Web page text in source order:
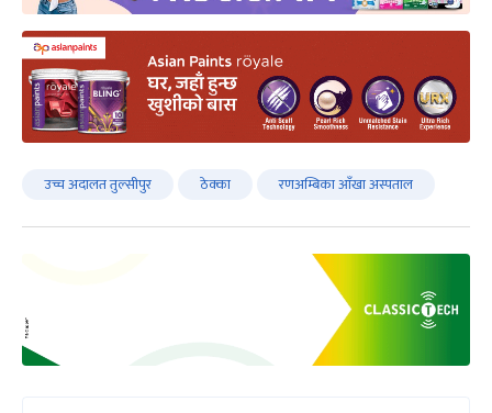
उच्च अदालत तुल्सीपुर ठेक्का रणअम्बिका आँखा अस्पताल